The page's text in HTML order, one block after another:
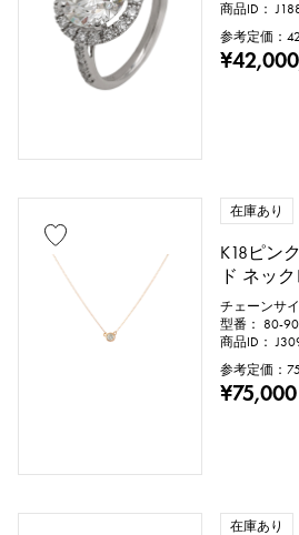
商品ID：
参考定価：
在庫あり
K18ピン
ド ネッ
チェーンサ
型番： 80-
商品ID：
参考定価：
¥75,000
在庫あり